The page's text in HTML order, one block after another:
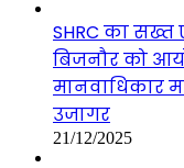
SHRC का
बिजनौर को
मानवाधिकार
उजागर
21/12/2025